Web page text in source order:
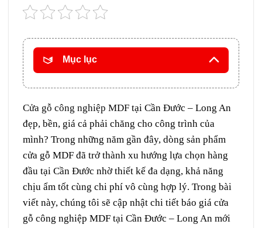
Mục lục
Cửa gỗ công nghiệp MDF tại Cần Đước – Long An
đẹp, bền, giá cả phải chăng cho công trình của
mình? Trong những năm gần đây, dòng sản phẩm
cửa gỗ MDF đã trở thành xu hướng lựa chọn hàng
đầu tại Cần Đước nhờ thiết kế đa dạng, khả năng
chịu ẩm tốt cùng chi phí vô cùng hợp lý. Trong bài
viết này, chúng tôi sẽ cập nhật chi tiết báo giá cửa
gỗ công nghiệp MDF tại Cần Đước – Long An mới